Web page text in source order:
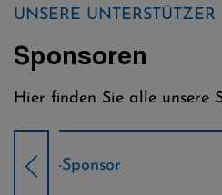
UNSERE UNTERSTÜTZER
Sponsoren
Hier finden Sie alle unsere
Weltcup-Sponsoren